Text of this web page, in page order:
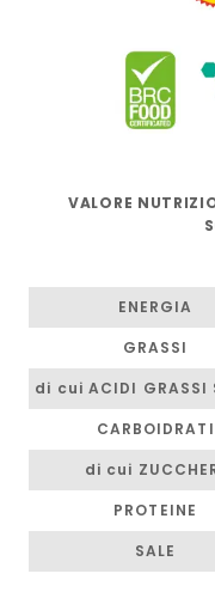
VALORE
ENERGIA
GRASSI
di cui ACIDI GRASSI
CARBOIDRATI
di cui
PROTEINE
SALE